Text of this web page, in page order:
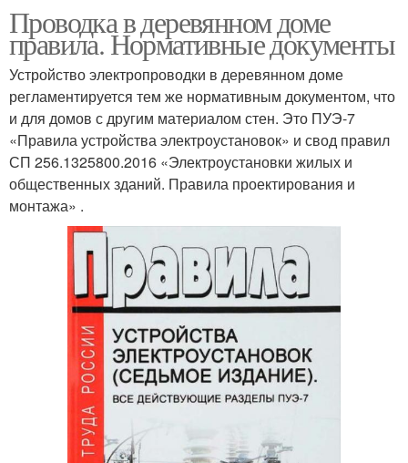
Проводка в деревянном доме
правила. Нормативные документы
Устройство электропроводки в деревянном доме
регламентируется тем же нормативным документом, что
и для домов с другим материалом стен. Это ПУЭ-7
«Правила устройства электроустановок» и свод правил
СП 256.1325800.2016 «Электроустановки жилых и
общественных зданий. Правила проектирования и
монтажа» .